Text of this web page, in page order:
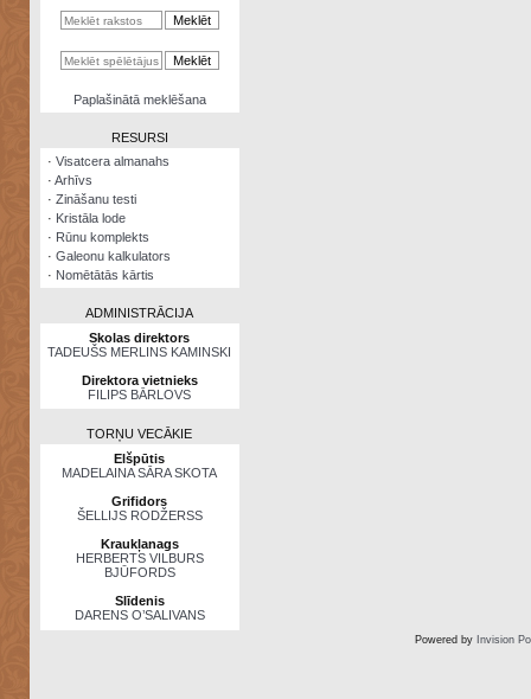
kalkulators
NomētātāsPaplašinātā meklēšana
RESURSI
· Visatcera almanahs
· Arhīvs
· Zināšanu testi
· Kristāla lode
· Rūnu komplekts
· Galeonu kalkulators
· Nomētātās kārtis
ADMINISTRĀCIJA
Skolas direktors
TADEUŠS MERLINS KAMINSKI
Direktora vietnieks
FILIPS BĀRLOVS
TORŅU VECĀKIE
Elšpūtis
MADELAINA SĀRA SKOTA
Grifidors
ŠELLIJS RODŽERSS
Kraukļanags
HERBERTS VILBURS
BJŪFORDS
Slīdenis
DARENS O’SALIVANS
Powered by Invision